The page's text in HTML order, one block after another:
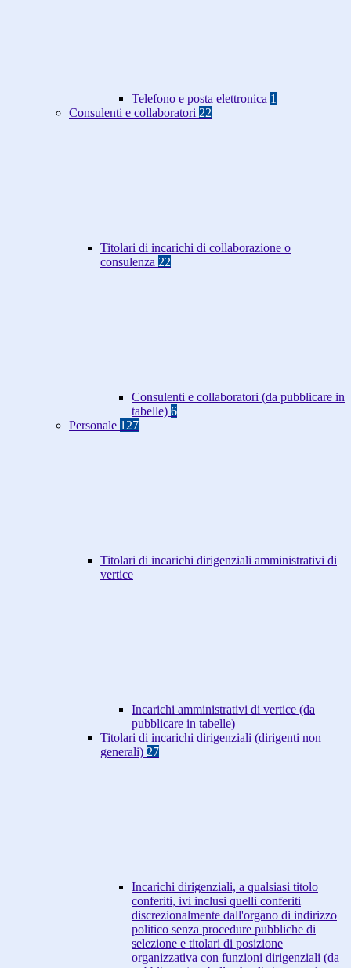
Telefono e posta elettronica 1
Consulenti e collaboratori 22
Titolari di incarichi di collaborazione o
consulenza 22
Consulenti e collaboratori (da pubblicare in
tabelle) 6
Personale 127
Titolari di incarichi dirigenziali amministrativi di
vertice
Incarichi amministrativi di vertice (da
pubblicare in tabelle)
Titolari di incarichi dirigenziali (dirigenti non
generali) 27
Incarichi dirigenziali, a qualsiasi titolo
conferiti, ivi inclusi quelli conferiti
discrezionalmente dall'organo di indirizzo
politico senza procedure pubbliche di
selezione e titolari di posizione
organizzativa con funzioni dirigenziali (da